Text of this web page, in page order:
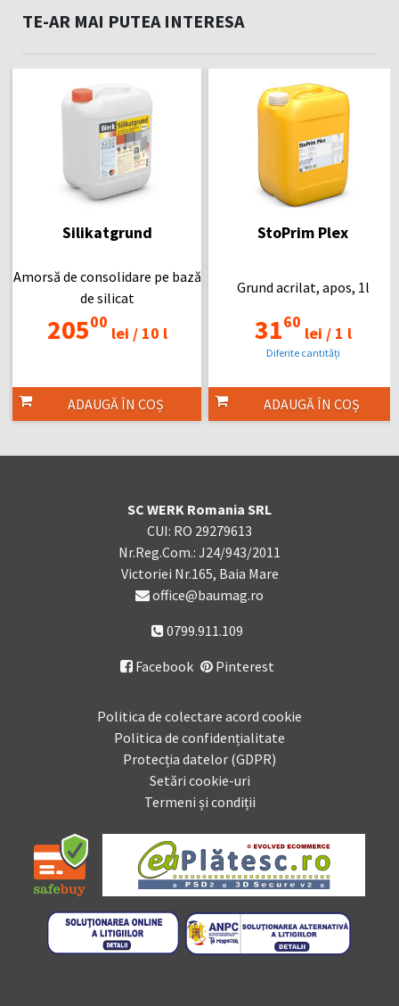
TE-AR MAI PUTEA INTERESA
Silikatgrund
Amorsă de consolidare pe bază
de silicat
20500
lei /10 l
ADAUGĂ ÎN COȘ
StoPrim Plex
Grund acrilat, apos, 1l
3160
lei /1 l
Diferite cantități
ADAUGĂ ÎN COȘ
SC WERK Romania SRL
CUI: RO 29279613
Nr.Reg.Com.: J24/943/2011
Victoriei Nr.165, Baia Mare
office@baumag.ro
0799.911.109
 Facebook Pinterest
Politica de colectare acord cookie
Politica de confidențialitate
Protecția datelor (GDPR)
Setări cookie-uri
Termeni și condiții